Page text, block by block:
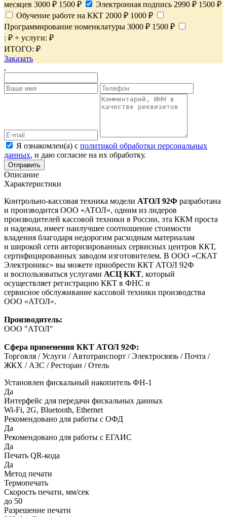
месяцев 3000 ₽ 1500 ₽ Электронная подпись 2990 ₽ 1500 ₽
Обучение работе на ККТ 2000 ₽ 1000 ₽
Программирование номенклатуры 3000 ₽ 1500 ₽
: ₽ + услуги: ₽
ИТОГО: ₽
Заказать
,
Я ознакомлен(а) с политикой обработки персональных
данных, и даю согласие на их обработку.
Отправить
Описание
Характеристики
Контрольно-кассовая техника модели АТОЛ 92Ф разработана
и производится ООО «АТОЛ», одним из лидеров
производителей кассовой техники в России, эта ККМ проста
и надежна, имеет наилучшее соотношение стоимости
владения благодаря недорогим расходным материалам
и широкой сети авторизированных сервисных центров ККТ,
сертифицированных заводом изготовителем. В ООО «СКАТ
Электроникс» вы можете приобрести ККТ АТОЛ 92Ф
и воспользоваться услугами АСЦ ККТ, который
осуществляет регистрацию ККТ в ФНС и
сервисное обслуживание кассовой техники производства
ООО «АТОЛ».
Производитель:
ООО "АТОЛ"
Сфера применения ККТ АТОЛ 92Ф:
Торговля / Услуги / Автотранспорт / Электросвязь / Почта /
ЖКХ / АЗС / Ресторан / Отель
Установлен фискальный накопитель ФН-1
Да
Интерфейс для передачи фискальных данных
Wi-Fi, 2G, Bluetooth, Ethernet
Рекомендовано для работы с ОФД
Да
Рекомендовано для работы с ЕГАИС
Да
Печать QR-кода
Да
Метод печати
Термопечать
Скорость печати, мм/сек
до 50
Разрешение печати